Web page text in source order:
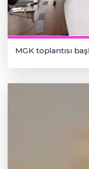
MGK toplantısı